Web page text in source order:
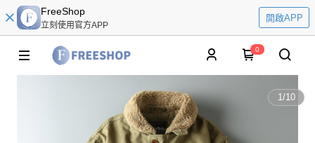
FreeShop
立刻使用官方APP
開啟APP
0
1/10